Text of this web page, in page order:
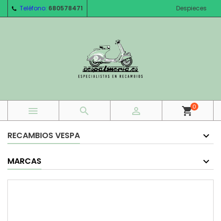
Teléfono: 680578471 Despieces
   shopping_cart0
RECAMBIOS VESPA
MARCAS